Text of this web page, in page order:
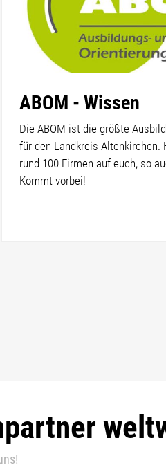
ABOM - Wissen
Die ABOM ist die größte
für den Landkreis Altenkirchen.
rund 100 Firmen auf euch, so
Kommt vorbei!